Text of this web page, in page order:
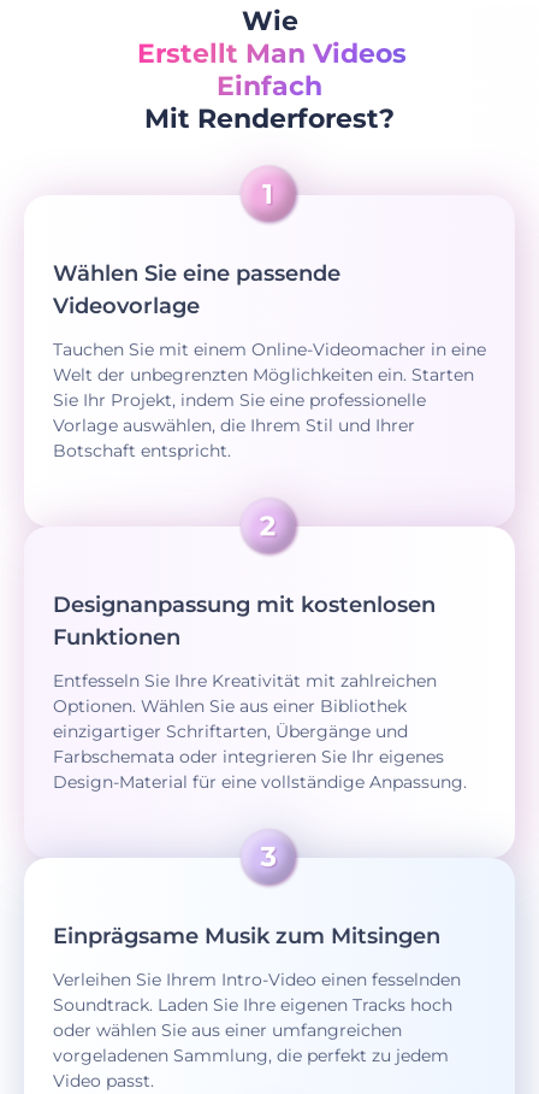
Wie
Erstellt Man Videos
Einfach
Mit Renderforest?
Wählen Sie eine passende
Videovorlage
Tauchen Sie mit einem Online-Videomacher in eine
Welt der unbegrenzten Möglichkeiten ein. Starten
Sie Ihr Projekt, indem Sie eine professionelle
Vorlage auswählen, die Ihrem Stil und Ihrer
Botschaft entspricht.
Designanpassung mit kostenlosen
Funktionen
Entfesseln Sie Ihre Kreativität mit zahlreichen
Optionen. Wählen Sie aus einer Bibliothek
einzigartiger Schriftarten, Übergänge und
Farbschemata oder integrieren Sie Ihr eigenes
Design-Material für eine vollständige Anpassung.
Einprägsame Musik zum Mitsingen
Verleihen Sie Ihrem Intro-Video einen fesselnden
Soundtrack. Laden Sie Ihre eigenen Tracks hoch
oder wählen Sie aus einer umfangreichen
vorgeladenen Sammlung, die perfekt zu jedem
Video passt.